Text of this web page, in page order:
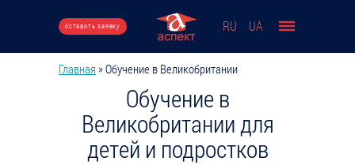
оставить заявку RU UA
Вы здесь
Главная »Обучение в Великобритании
Обучение в
Великобритании для
детей и подростков